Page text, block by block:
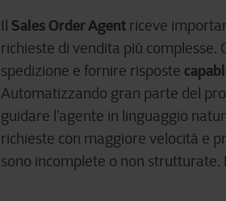
Il Sales Order Agent riceve
richieste di vendita più
spedizione e fornire risposte
Automatizzando gran parte del
guidare l’agente in linguaggio
richieste con maggiore velocità e
sono incomplete o non strutturate.